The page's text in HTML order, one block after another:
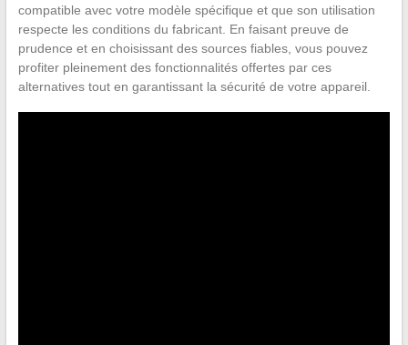
compatible avec votre modèle spécifique et que son utilisation
respecte les conditions du fabricant. En faisant preuve de
prudence et en choisissant des sources fiables, vous pouvez
profiter pleinement des fonctionnalités offertes par ces
alternatives tout en garantissant la sécurité de votre appareil.